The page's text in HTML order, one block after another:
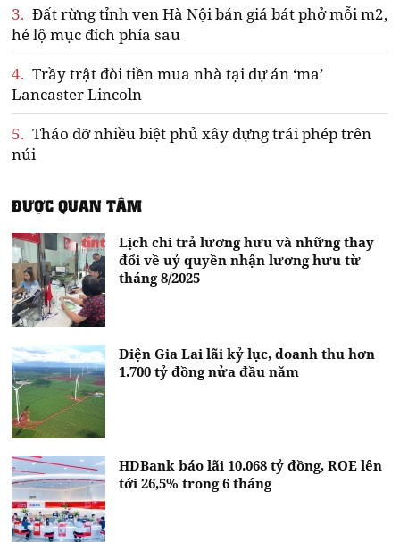
3. Đất rừng tỉnh ven Hà Nội bán giá bát phở mỗi m2,
hé lộ mục đích phía sau
4. Trầy trật đòi tiền mua nhà tại dự án ‘ma’
Lancaster Lincoln
5. Tháo dỡ nhiều biệt phủ xây dựng trái phép trên
núi
ĐƯỢC QUAN TÂM
Lịch chi trả lương hưu và những thay
đổi về uỷ quyền nhận lương hưu từ
tháng 8/2025
Điện Gia Lai lãi kỷ lục, doanh thu hơn
1.700 tỷ đồng nửa đầu năm
HDBank báo lãi 10.068 tỷ đồng, ROE lên
tới 26,5% trong 6 tháng